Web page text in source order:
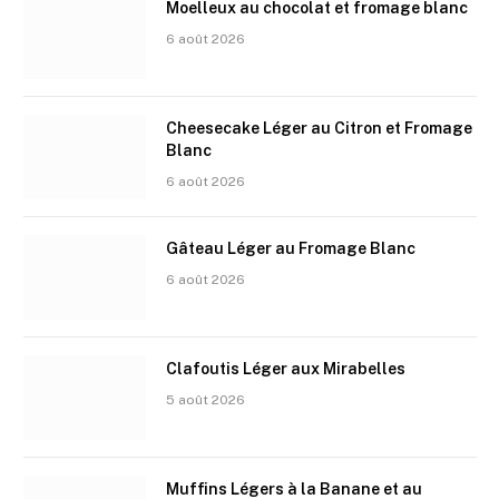
Moelleux au chocolat et fromage blanc
6 août 2026
Cheesecake Léger au Citron et Fromage
Blanc
6 août 2026
Gâteau Léger au Fromage Blanc
6 août 2026
Clafoutis Léger aux Mirabelles
5 août 2026
Muffins Légers à la Banane et au